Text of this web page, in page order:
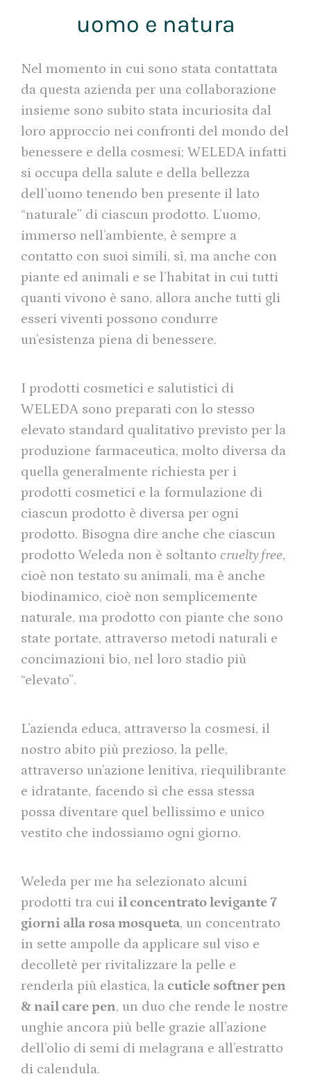
uomo e natura
Nel momento in cui sono stata contattata
da questa azienda per una collaborazione
insieme sono subito stata incuriosita dal
loro approccio nei confronti del mondo del
benessere e della cosmesi; WELEDA infatti
si occupa della salute e della bellezza
dell’uomo tenendo ben presente il lato
“naturale” di ciascun prodotto. L’uomo,
immerso nell’ambiente, è sempre a
contatto con suoi simili, sì, ma anche con
piante ed animali e se l’habitat in cui tutti
quanti vivono è sano, allora anche tutti gli
esseri viventi possono condurre
un’esistenza piena di benessere.
I prodotti cosmetici e salutistici di
WELEDA sono preparati con lo stesso
elevato standard qualitativo previsto per la
produzione farmaceutica, molto diversa da
quella generalmente richiesta per i
prodotti cosmetici e la formulazione di
ciascun prodotto è diversa per ogni
prodotto. Bisogna dire anche che ciascun
prodotto Weleda non è soltanto cruelty free,
cioè non testato su animali, ma è anche
biodinamico, cioè non semplicemente
naturale, ma prodotto con piante che sono
state portate, attraverso metodi naturali e
concimazioni bio, nel loro stadio più
“elevato”.
L’azienda educa, attraverso la cosmesi, il
nostro abito più prezioso, la pelle,
attraverso un’azione lenitiva, riequilibrante
e idratante, facendo sì che essa stessa
possa diventare quel bellissimo e unico
vestito che indossiamo ogni giorno.
Weleda per me ha selezionato alcuni
prodotti tra cui il concentrato levigante 7
giorni alla rosa mosqueta, un concentrato
in sette ampolle da applicare sul viso e
decolletè per rivitalizzare la pelle e
renderla più elastica, lacuticle softner pen
& nail care pen, un duo che rende le nostre
unghie ancora più belle grazie all’azione
dell’olio di semi di melagrana e all’estratto
di calendula.